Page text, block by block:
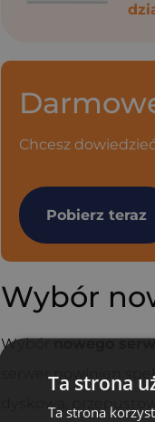
Chcesz
Pobierz teraz
Wybór
Wybórnowego
serwer powinien
dyskową,
Ta strona
Ta strona